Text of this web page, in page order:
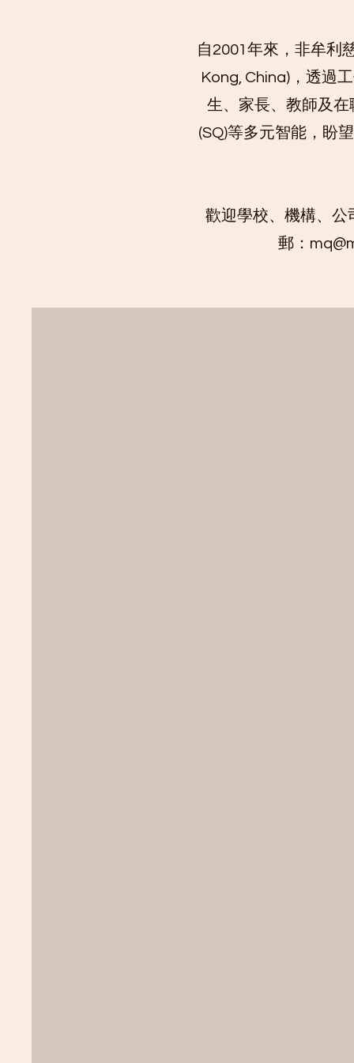
自2001年來，非牟利
Kong, China)，透過
生、家長、教師及在
(SQ)等多元智能，盼
歡迎學校、機構、公
郵：